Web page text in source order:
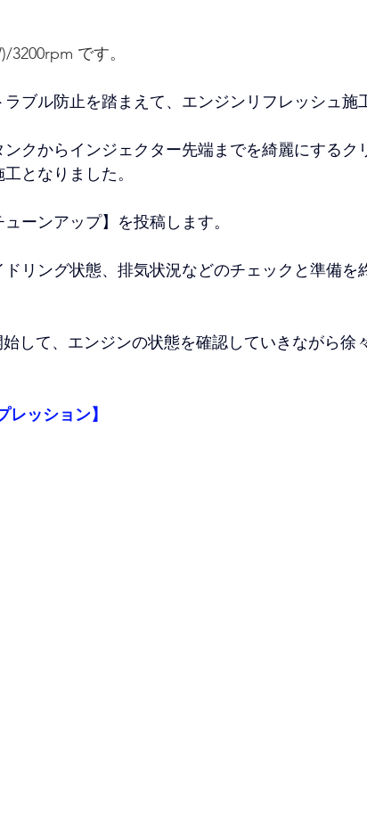
3200rpm です。
ブル防止を踏まえて、エンジンリフレッシュ施
クからインジェクター先端までを綺麗にするク
となりました。
ーンアップ】を投稿します。
リング状態、排気状況などのチェックと準備を
して、エンジンの状態を確認していきながら徐
レッション】